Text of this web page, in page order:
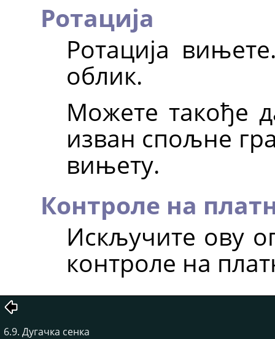
Ротација
Ротација
облик.
Можете такође
изван спољне
вињету.
Контроле на
Искључите ову
контроле на
6.9. Дугачка сенка